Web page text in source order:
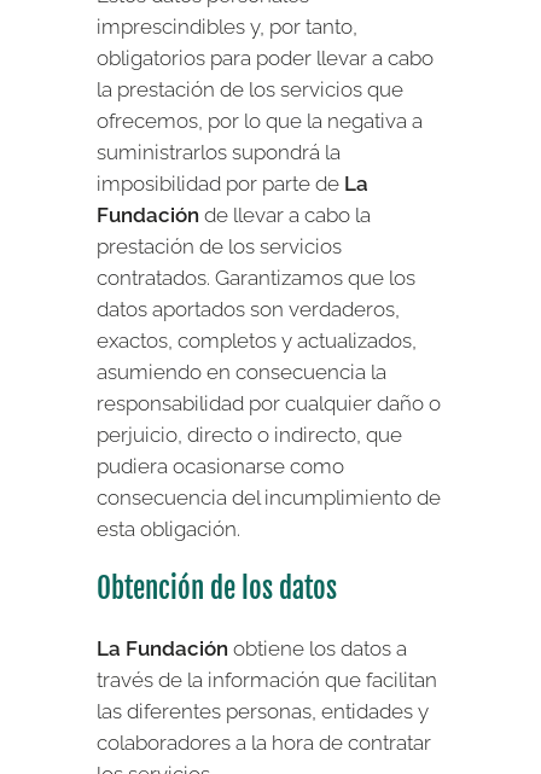
imprescindibles y, por tanto,
obligatorios para poder llevar a cabo
la prestación de los servicios que
ofrecemos, por lo que la negativa a
suministrarlos supondrá la
imposibilidad por parte de La
Fundación de llevar a cabo la
prestación de los servicios
contratados. Garantizamos que los
datos aportados son verdaderos,
exactos, completos y actualizados,
asumiendo en consecuencia la
responsabilidad por cualquier daño o
perjuicio, directo o indirecto, que
pudiera ocasionarse como
consecuencia del incumplimiento de
esta obligación.
Obtención de los datos
La Fundación obtiene los datos a
través de la información que facilitan
las diferentes personas, entidades y
colaboradores a la hora de contratar